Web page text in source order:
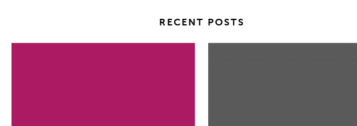
RECENT POSTS